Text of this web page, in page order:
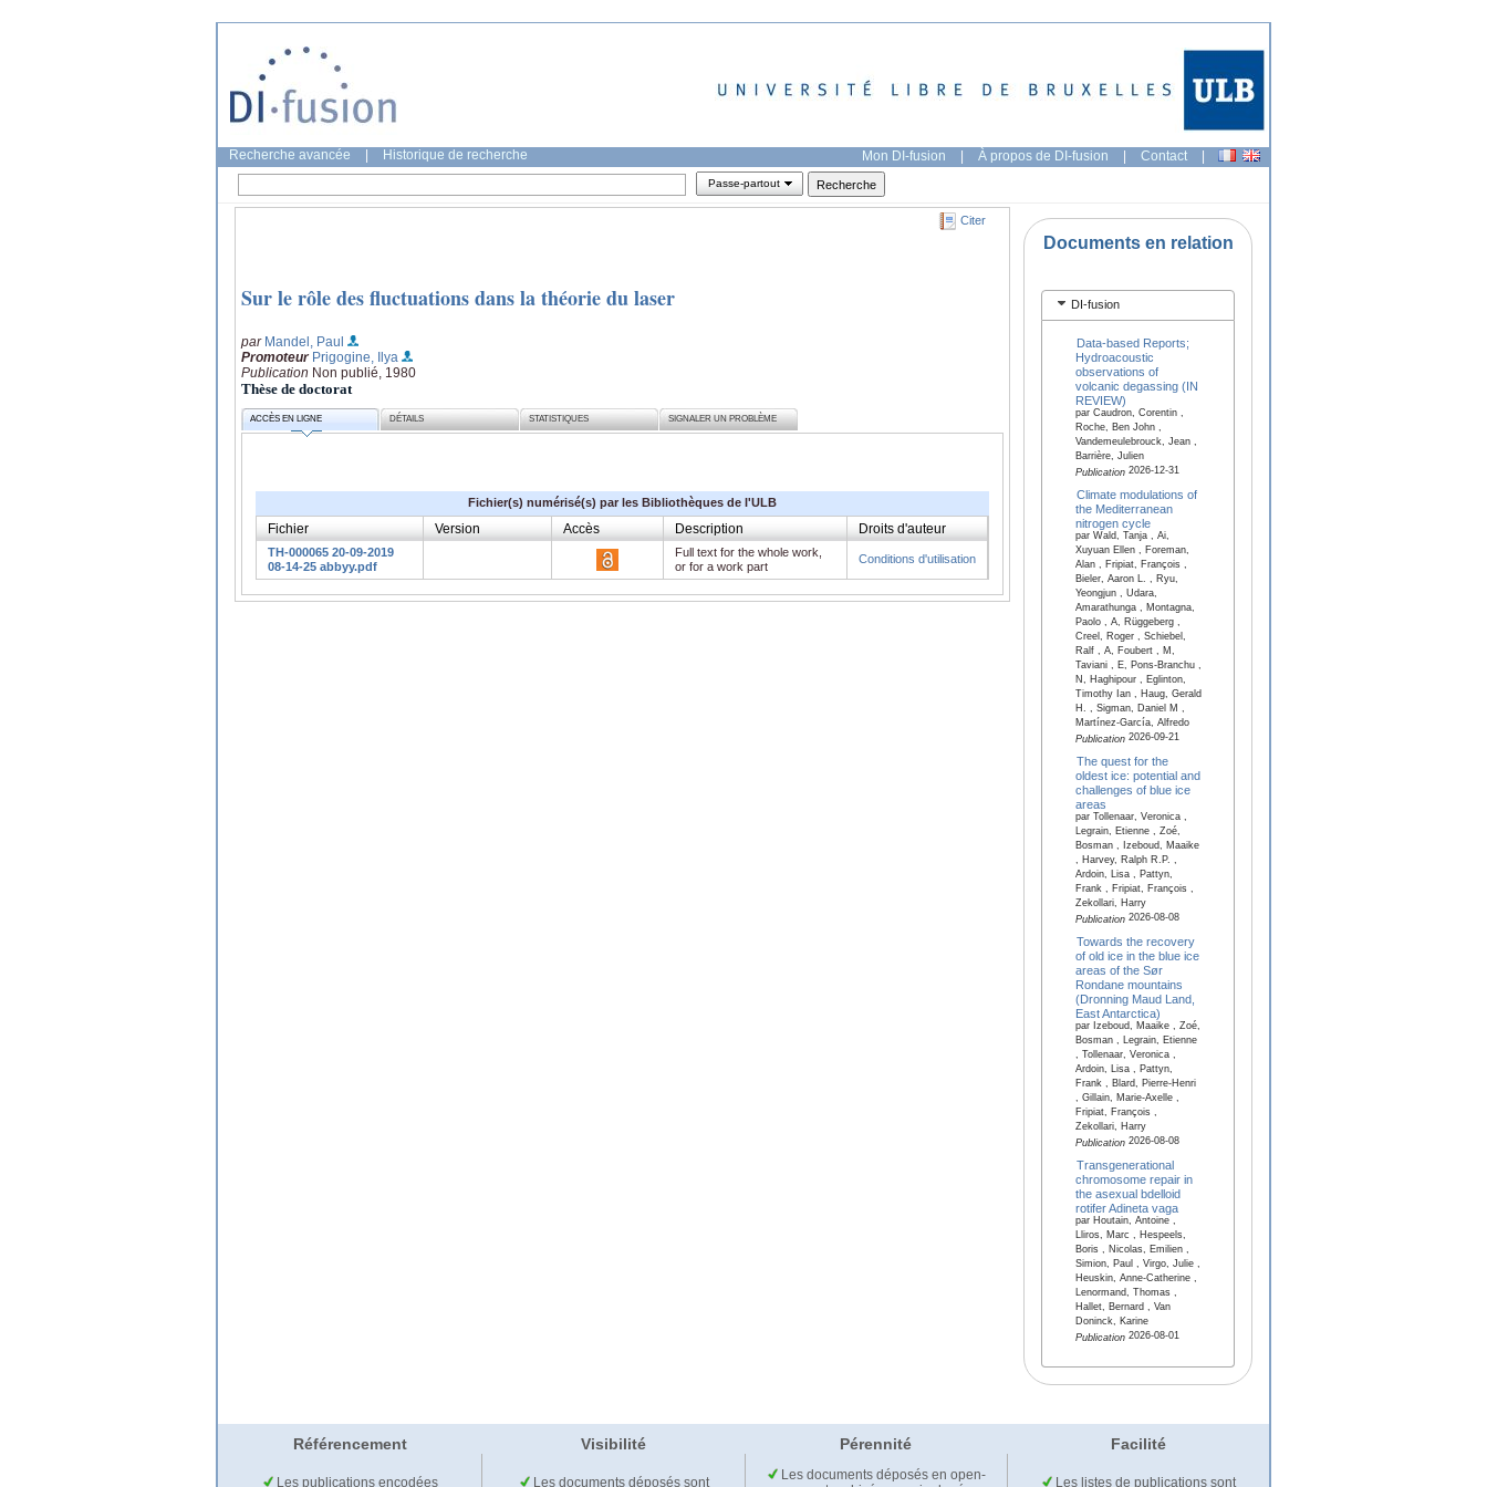
Recherche avancée Historique de recherche Mon DI-fusion | À propos de DI-fusion | Contact |
Passe-partout
Citer
Sur le rôle des fluctuations dans la théorie du laser
par Mandel, Paul
Promoteur Prigogine, Ilya
Publication Non publié, 1980
Thèse de doctorat
ACCÈS EN LIGNE DÉTAILS STATISTIQUES SIGNALER UN PROBLÈME
Fichier(s) numérisé(s) par les Bibliothèques de l'ULB
Fichier Version Accès Description Droits d'auteur
TH-000065 20-09-2019
08-14-25 abbyy.pdf
Full text for the whole work,
or for a work part
Conditions d'utilisation
Documents en relation
DI-fusion
Data-based Reports;
Hydroacoustic
observations of
volcanic degassing (IN
REVIEW)
par Caudron, Corentin ,
Roche, Ben John ,
Vandemeulebrouck, Jean ,
Barrière, Julien
Publication2026-12-31
Climate modulations of
the Mediterranean
nitrogen cycle
par Wald, Tanja , Ai,
Xuyuan Ellen , Foreman,
Alan , Fripiat, François ,
Bieler, Aaron L. , Ryu,
Yeongjun , Udara,
Amarathunga , Montagna,
Paolo , A, Rüggeberg ,
Creel, Roger , Schiebel,
Ralf , A, Foubert , M,
Taviani , E, Pons-Branchu ,
N, Haghipour , Eglinton,
Timothy Ian , Haug, Gerald
H. , Sigman, Daniel M ,
Martínez-García, Alfredo
Publication2026-09-21
The quest for the
oldest ice: potential and
challenges of blue ice
areas
par Tollenaar, Veronica ,
Legrain, Etienne , Zoé,
Bosman , Izeboud, Maaike
, Harvey, Ralph R.P. ,
Ardoin, Lisa , Pattyn,
Frank , Fripiat, François ,
Zekollari, Harry
Publication2026-08-08
Towards the recovery
of old ice in the blue ice
areas of the Sør
Rondane mountains
(Dronning Maud Land,
East Antarctica)
par Izeboud, Maaike , Zoé,
Bosman , Legrain, Etienne
, Tollenaar, Veronica ,
Ardoin, Lisa , Pattyn,
Frank , Blard, Pierre-Henri
, Gillain, Marie-Axelle ,
Fripiat, François ,
Zekollari, Harry
Publication2026-08-08
Transgenerational
chromosome repair in
the asexual bdelloid
rotifer Adineta vaga
par Houtain, Antoine ,
Lliros, Marc , Hespeels,
Boris , Nicolas, Emilien ,
Simion, Paul , Virgo, Julie ,
Heuskin, Anne-Catherine ,
Lenormand, Thomas ,
Hallet, Bernard , Van
Doninck, Karine
Publication2026-08-01
Référencement Visibilité Pérennité Facilité
Les publications encodées Les documents déposés sont
Les documents déposés en open-
Les listes de publications sont